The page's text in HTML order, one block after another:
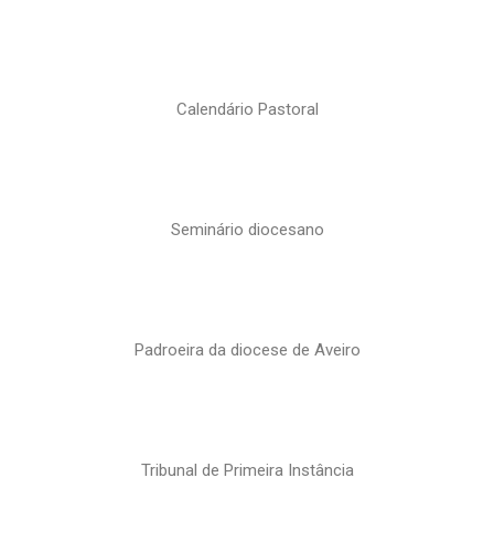
Calendário Pastoral
Seminário diocesano
Padroeira da diocese de Aveiro
Tribunal de Primeira Instância